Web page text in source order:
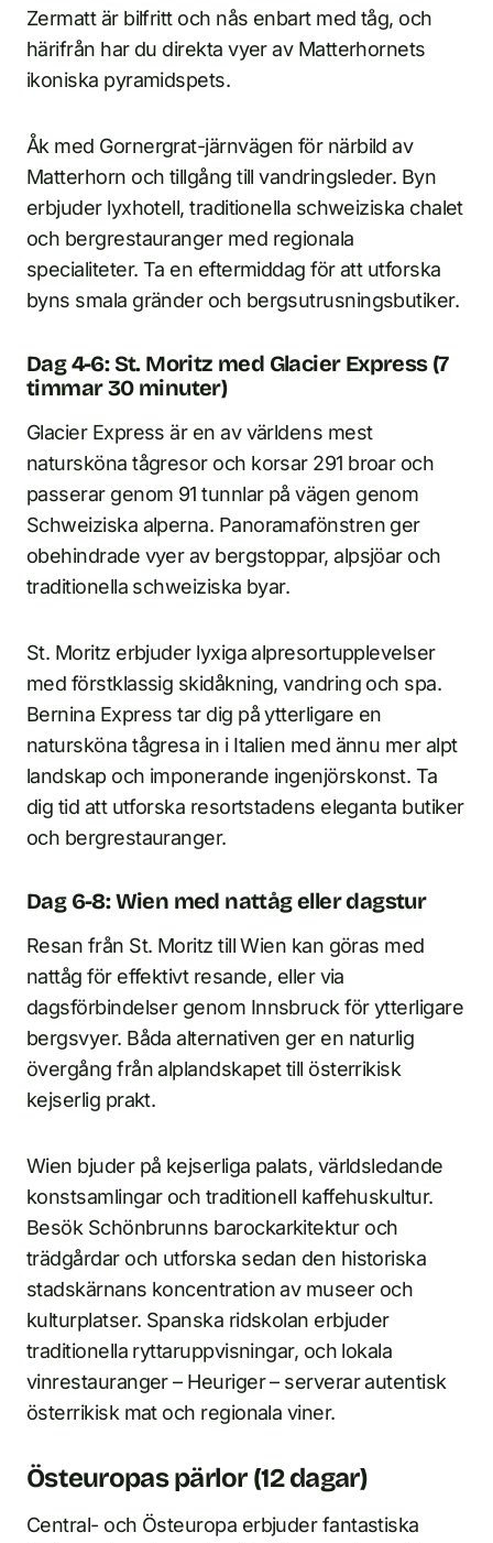
Zermatt är bilfritt och nås enbart med tåg, och
härifrån har du direkta vyer av Matterhornets
ikoniska pyramidspets.
Åk med Gornergrat-järnvägen för närbild av
Matterhorn och tillgång till vandringsleder. Byn
erbjuder lyxhotell, traditionella schweiziska chalet
och bergrestauranger med regionala
specialiteter. Ta en eftermiddag för att utforska
byns smala gränder och bergsutrusningsbutiker.
Dag 4-6: St. Moritz med Glacier Express (7
timmar 30 minuter)
Glacier Express är en av världens mest
natursköna tågresor och korsar 291 broar och
passerar genom 91 tunnlar på vägen genom
Schweiziska alperna. Panoramafönstren ger
obehindrade vyer av bergstoppar, alpsjöar och
traditionella schweiziska byar.
St. Moritz erbjuder lyxiga alpresortupplevelser
med förstklassig skidåkning, vandring och spa.
Bernina Express tar dig på ytterligare en
natursköna tågresa in i Italien med ännu mer alpt
landskap och imponerande ingenjörskonst. Ta
dig tid att utforska resortstadens eleganta butiker
och bergrestauranger.
Dag 6-8: Wien med nattåg eller dagstur
Resan från St. Moritz till Wien kan göras med
nattåg för effektivt resande, eller via
dagsförbindelser genom Innsbruck för ytterligare
bergsvyer. Båda alternativen ger en naturlig
övergång från alplandskapet till österrikisk
kejserlig prakt.
Wien bjuder på kejserliga palats, världsledande
konstsamlingar och traditionell kaffehuskultur.
Besök Schönbrunns barockarkitektur och
trädgårdar och utforska sedan den historiska
stadskärnans koncentration av museer och
kulturplatser. Spanska ridskolan erbjuder
traditionella ryttaruppvisningar, och lokala
vinrestauranger – Heuriger – serverar autentisk
österrikisk mat och regionala viner.
Östeuropas pärlor (12 dagar)
Central- och Östeuropa erbjuder fantastiska